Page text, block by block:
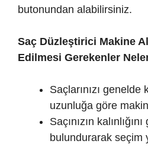
butonundan alabilirsiniz.
Saç Düzleştirici Makine
Edilmesi Gerekenler
Saçlarınızı
uzunluğa göre
Saçınızın
bulundurarak seçim